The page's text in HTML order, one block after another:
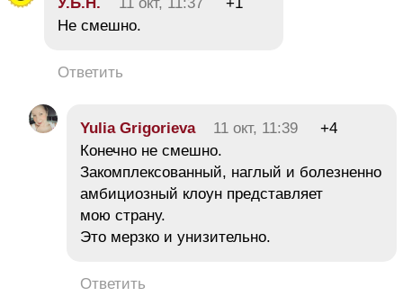
Не смешно.
Ответить
Yulia Grigorieva 11 окт, 11:39
+4
Конечно не смешно.
Закомплексованный, наглый и болезненно
амбициозный клоун представляет
мою страну.
Это мерзко и унизительно.
Ответить